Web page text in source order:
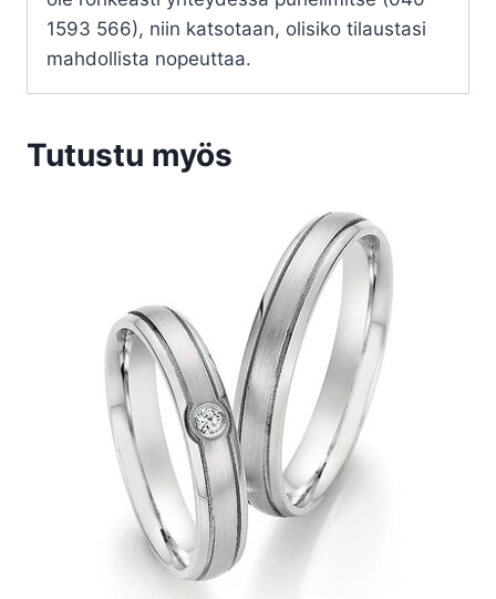
1593 566), niin katsotaan, olisiko tilaustasi
mahdollista nopeuttaa.
Tutustu myös